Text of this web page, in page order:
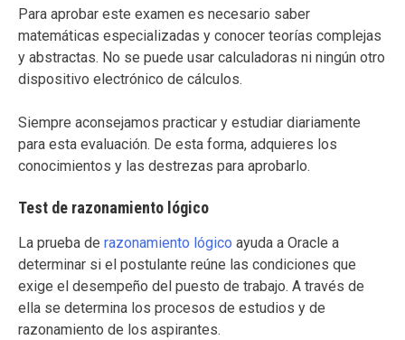
Para aprobar este examen es necesario saber
matemáticas especializadas y conocer teorías complejas
y abstractas. No se puede usar calculadoras ni ningún otro
dispositivo electrónico de cálculos.
Siempre aconsejamos practicar y estudiar diariamente
para esta evaluación. De esta forma, adquieres los
conocimientos y las destrezas para aprobarlo.
Test de razonamiento lógico
La prueba de razonamiento lógico ayuda a Oracle a
determinar si el postulante reúne las condiciones que
exige el desempeño del puesto de trabajo. A través de
ella se determina los procesos de estudios y de
razonamiento de los aspirantes.